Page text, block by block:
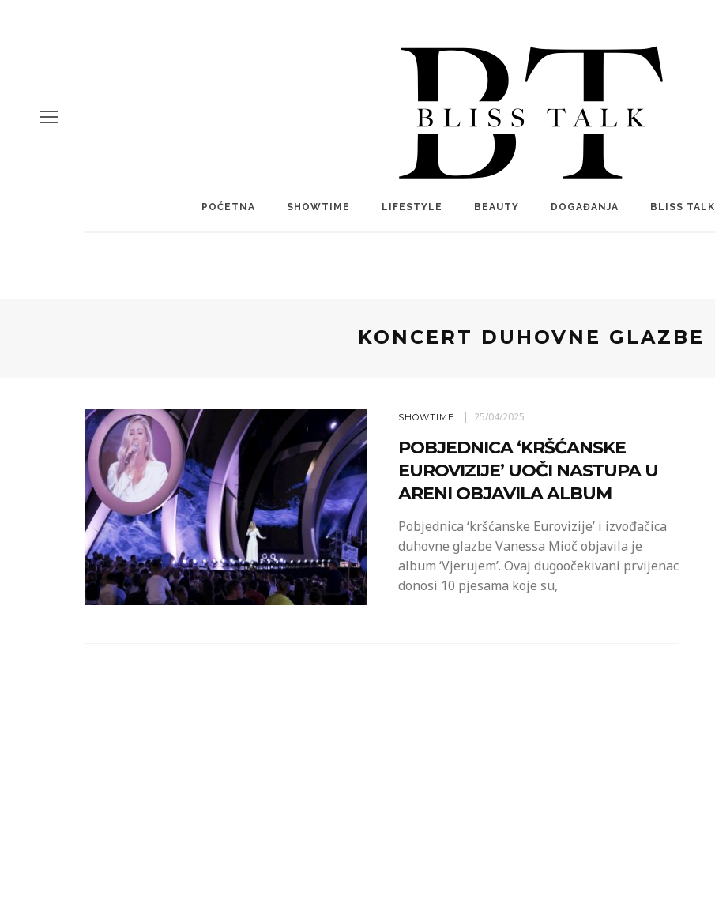
POČETNA SHOWTIME LIFESTYLE BEAUTY DOGAĐANJA BLISS TALK
KONCERT DUHOVNE GLAZBE
SHOWTIME 25/04/2025
POBJEDNICA ‘KRŠĆANSKE
EUROVIZIJE’ UOČI NASTUPA U
ARENI OBJAVILA ALBUM
Pobjednica ‘kršćanske Eurovizije’ i izvođačica
duhovne glazbe Vanessa Mioč objavila je
album ‘Vjerujem’. Ovaj dugoočekivani prvijenac
donosi 10 pjesama koje su,